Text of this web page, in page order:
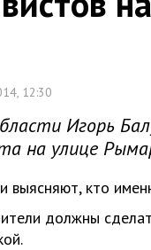
12:30
Игорь
на улице
выясняют, кто
должны